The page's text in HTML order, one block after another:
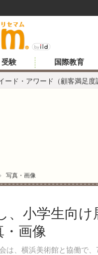
ード・アワード（顧客満足度
験 国際教育
› 写真・画像
、小学生向
画像
、横浜美術館と協働で